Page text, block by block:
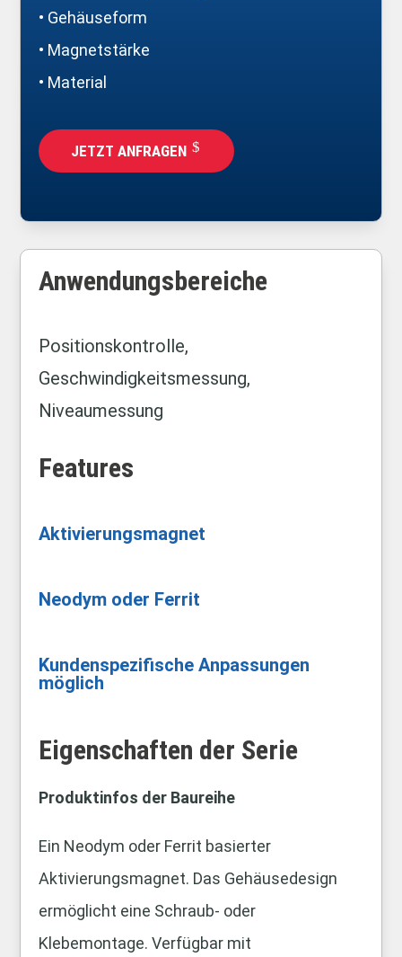
• Gehäuseform
• Magnetstärke
• Material
JETZT ANFRAGEN
Anwendungsbereiche
Positionskontrolle,
Geschwindigkeitsmessung,
Niveaumessung
Features
Aktivierungsmagnet
Neodym oder Ferrit
Kundenspezifische Anpassungen
möglich
Eigenschaften der Serie
Produktinfos der Baureihe
Ein Neodym oder Ferrit basierter
Aktivierungsmagnet. Das Gehäusedesign
ermöglicht eine Schraub- oder
Klebemontage. Verfügbar mit